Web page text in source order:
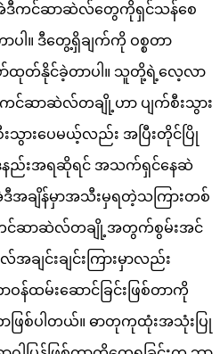
ဒီကင်ဆာဆဲလ်တွေကိုရှင်သန်စေ
ပါ။ ဒီတွေ့ရှိချက်ကို ဝစ္စတာ
ထုတ်နိုင်ခဲ့တာပါ။ သူတို့ရဲ့လေ့လာ
င်ဆာဆဲလ်တချို့ဟာ ပျက်စီးသွား
သွားပေမယ့်လည်း အပြီးတိုင်ပြို
နည်းအရဆိုရင် အသက်ရှင်နေဆဲ
အချိန်မှာအသီးမှရတဲ့သကြားတစ်
င်ဆာဆဲလ်တချို့အတွက်စွမ်းအင်
ချင်းချင်းကြားမှာလည်း
န်ထမ်းဆောင်ခြင်းဖြစ်တာကို
ဖြစ်ပါတယ်။ ဓာတုကုထုံးအသုံးပြု